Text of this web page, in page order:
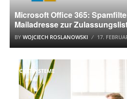
Microsoft Office 365:
Mailadresse zur
BY WOJCIECH ROSLANOWSKI 17.
TICKETSYSTEME